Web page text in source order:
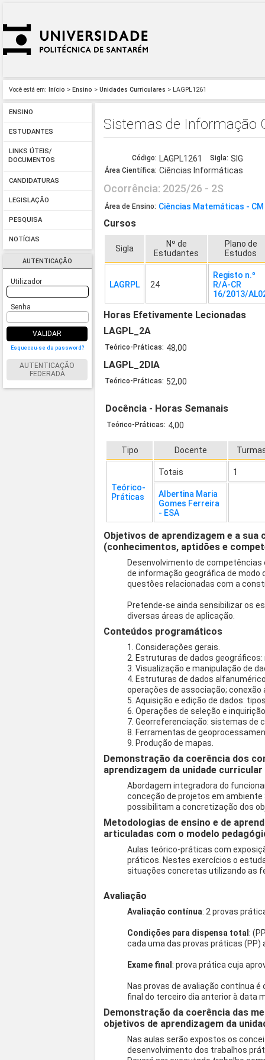
Você está em: Início > Ensino > Unidades Curriculares > LAGPL1261
ENSINO
ESTUDANTES
LINKS ÚTEIS/
DOCUMENTOS
CANDIDATURAS
LEGISLAÇÃO
PESQUISA
NOTÍCIAS
AUTENTICAÇÃO
Utilizador
Senha
VALIDAR
Esqueceu-se da password?
AUTENTICAÇÃO
FEDERADA
Sistemas de Informação
Código: LAGPL1261 Sigla: SIG
Área Científica: Ciências Informáticas
Ocorrência: 2025/26 - 2S
Área de Ensino: Ciências Matemáticas - CM
Cursos
Sigla
Nº de
Estudantes
Plano de
Estudos
LAGRPL 24
Registo n.º
R/A-CR
16/2013/
Horas Efetivamente Lecionadas
LAGPL_2A
Teórico-Práticas: 48,00
LAGPL_2DIA
Teórico-Práticas: 52,00
Docência - Horas Semanais
Teórico-Práticas: 4,00
Tipo Docente
Teórico-
Práticas
Totais 1
Albertina Maria
Gomes Ferreira
- ESA
Objetivos de aprendizagem e a
(conhecimentos, aptidões e
Desenvolvimento de
de informação geográfica de
questões relacionadas com a
Pretende-se ainda sensibilizar os
diversas áreas de aplicação.
Conteúdos programáticos
1. Considerações gerais.
2. Estruturas de dados
3. Visualização e manipulação de
4. Estruturas de dados
operações de associação; conexão
5. Aquisição e edição de dados:
6. Operações de seleção e
7. Georreferenciação: sistemas de
8. Ferramentas de
9. Produção de mapas.
Demonstração da coerência dos
aprendizagem da unidade curricular
Abordagem integradora do
conceção de projetos em
possibilitam a concretização dos
Metodologias de ensino e de
articuladas com o modelo
Aulas teórico-práticas com
práticos. Nestes exercícios o
situações concretas utilizando as
Avaliação
Avaliação contínua: 2 provas
Condições para dispensa total :
cada uma das provas práticas (PP)
Exame final : prova prática cuja
Nas provas de avaliação contínua
final do terceiro dia anterior à data
Demonstração da coerência das
objetivos de aprendizagem da
Nas aulas serão expostos os
desenvolvimento dos trabalhos